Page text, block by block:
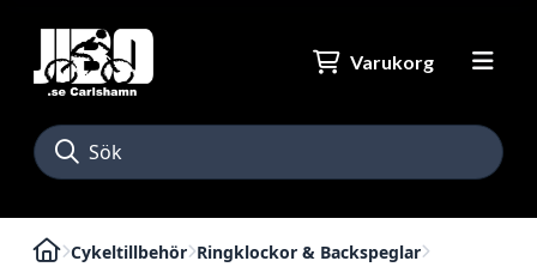
Varukorg
Cykeltillbehör Ringklockor & Backspeglar